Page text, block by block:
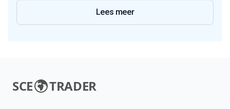
Lees meer
SCE TRADER